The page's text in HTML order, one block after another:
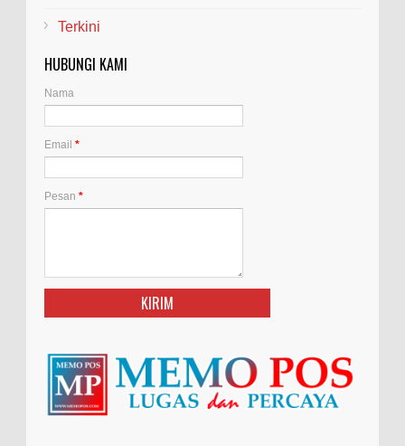
Terkini
HUBUNGI KAMI
Nama
Email *
Pesan *